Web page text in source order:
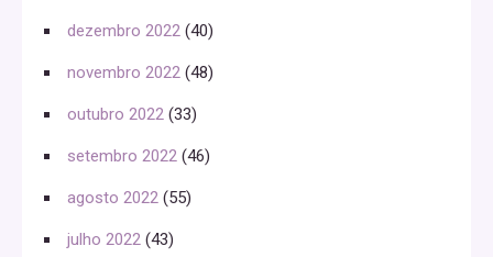
dezembro 2022 (40)
novembro 2022 (48)
outubro 2022 (33)
setembro 2022 (46)
agosto 2022 (55)
julho 2022 (43)